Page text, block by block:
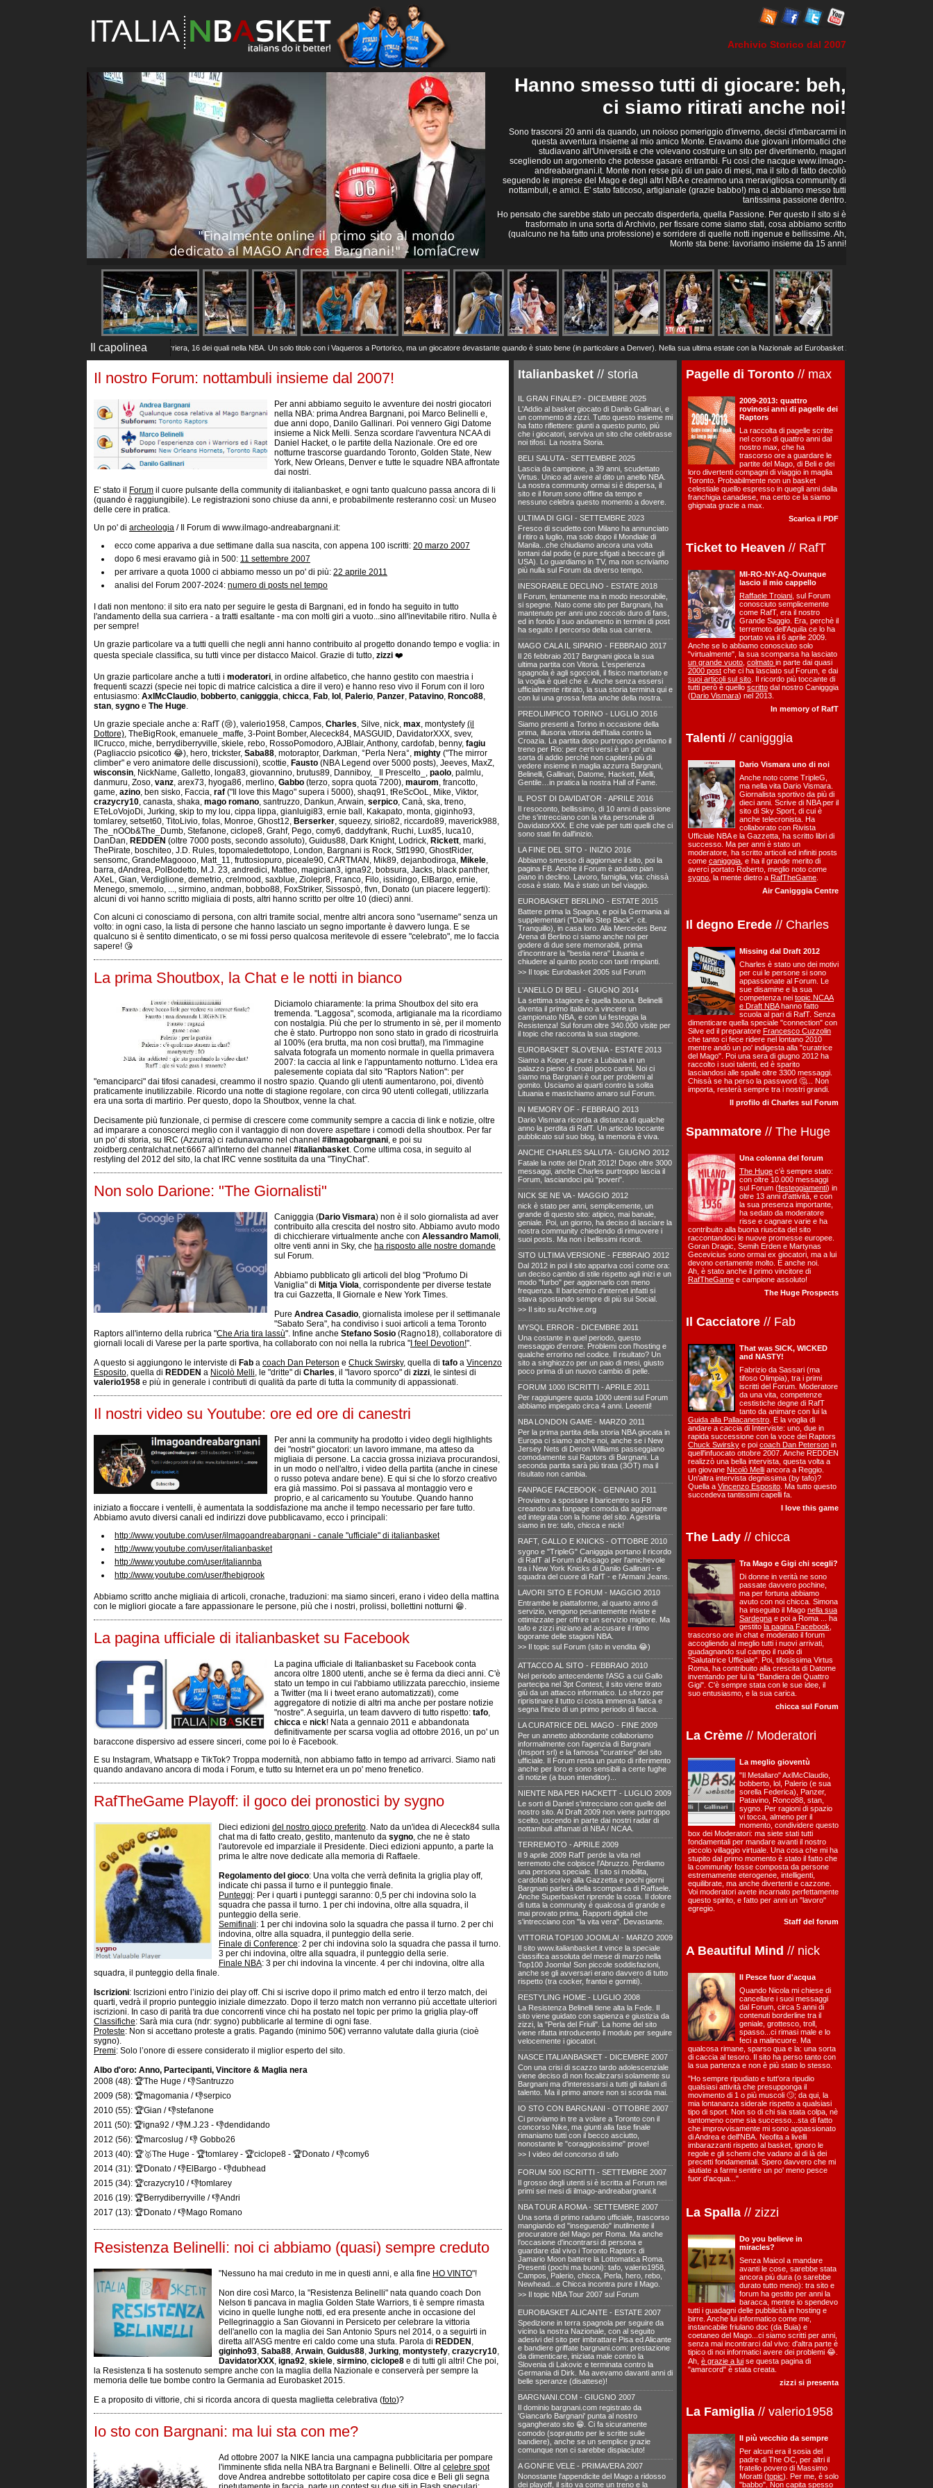
Archivio Storico dal 2007
Hanno smesso tutti di giocare: beh,
ci siamo ritirati anche noi!
Sono trascorsi 20 anni da quando, un noioso pomeriggio d'inverno, decisi d'imbarcarmi in
questa avventura insieme al mio amico Monte. Eravamo due giovani informatici che
studiavano all'Università e che volevano costruire un sito per divertimento, magari
scegliendo un argomento che potesse gasare entrambi. Fu così che nacque www.ilmago-
andreabargnani.it. Monte non resse più di un paio di mesi, ma il sito di fatto decollò
seguendo le imprese del Mago e degli altri NBA e creammo una meravigliosa community di
nottambuli, e amici. E' stato faticoso, artigianale (grazie babbo!) ma ci abbiamo messo tutti
tantissima passione dentro.
Ho pensato che sarebbe stato un peccato disperderla, quella Passione. Per questo il sito si è
trasformato in una sorta di Archivio, per fissare come siamo stati, cosa abbiamo scritto
(qualcuno ne ha fatto una professione) e sorridere di quelle notti ingenue e bellissime. Ah,
Monte sta bene: lavoriamo insieme da 15 anni!
Il capolinea
(2 Dic 2025)20 anni di carriera, 16 dei quali nella NBA. Un solo titolo con i Vaqueros a Portorico, ma un giocatore devastante quando è stato bene (in particolare a Denver). Nella sua ultima estate con la Nazionale ad Eurobasket 2025, a 37 anni ha dato tutto
Il nostro Forum: nottambuli insieme dal 2007!
Per anni abbiamo seguito le avventure dei nostri giocatori
nella NBA: prima Andrea Bargnani, poi Marco Belinelli e,
due anni dopo, Danilo Gallinari. Poi vennero Gigi Datome
insieme a Nick Melli. Senza scordare l'avventura NCAA di
Daniel Hacket, o le partite della Nazionale. Ore ed ore
notturne trascorse guardando Toronto, Golden State, New
York, New Orleans, Denver e tutte le squadre NBA affrontate
dai nostri.
E' stato il
Forum il cuore pulsante della community di italianbasket, e ogni tanto qualcuno passa ancora di li
(quando è raggiungibile). Le registrazioni sono chiuse da anni, e probabilmente resteranno così: un Museo
delle cere in pratica.
Un po' di archeologia / Il Forum di www.ilmago-andreabargnani.it:
ecco come appariva a due settimane dalla sua nascita, con appena 100 iscritti: 20 marzo 2007
dopo 6 mesi eravamo già in 500: 11 settembre 2007
per arrivare a quota 1000 ci abbiamo messo un po' di più: 22 aprile 2011
analisi del Forum 2007-2024: numero di posts nel tempo
I dati non mentono: il sito era nato per seguire le gesta di Bargnani, ed in fondo ha seguito in tutto
l'andamento della sua carriera - a tratti esaltante - ma con molti giri a vuoto...sino all'inevitabile ritiro. Nulla è
per sempre!
Un grazie particolare va a tutti quelli che negli anni hanno contribuito al progetto donando tempo e voglia: in
questa speciale classifica, su tutti vince per distacco Maicol. Grazie di tutto, zizzi ❤️
Un grazie particolare anche a tutti i moderatori, in ordine alfabetico, che hanno gestito con maestria i
frequenti scazzi (specie nei topic di matrice calcistica a dire il vero) e hanno reso vivo il Forum con il loro
entusiasmo: AxlMcClaudio, bobberto, canigggia, chicca, Fab, lol , Palerio, Panzer, Patavino, Ronco88,
stan, sygno e The Huge.
Un grazie speciale anche a: RafT (😢), valerio1958, Campos, Charles, Silve, nick, max, montystefy (il
Dottore), TheBigRook, emanuele_maffe, 3-Point Bomber, Alececk84, MASGUID, DavidatorXXX, svev,
IlCrucco, miche, berrydiberryville, skiele, rebo, RossoPomodoro, AJBlair, Anthony, cardofab, benny, fagiu
(Pagliaccio psicotico 😂), hero, trickster, Saba88, motoraptor, Darkman, °Perla Nera°, mighty ("The mirror
climber" e vero animatore delle discussioni), scottie, Fausto (NBA Legend over 5000 posts), Jeeves, MaxZ,
wisconsin, NickName, Galletto, longa83, giovannino, brutus89, Danniboy, _Il Prescelto_, paolo, palmlu,
danmuru, Zoso, vanz, arex73, hyoga86, merlino, Gabbo (terzo, sopra quota 7200), maurom, francotto,
game, azino, ben sisko, Faccia, raf ("Il love this Mago" supera i 5000), shaq91, tReScOoL, Mike, Viktor,
crazycry10, canasta, shaka, mago romano, santruzzo, Dankun, Arwain, serpico, Canà, ska, treno,
ETeLoVojoDi, Jurking, skip to my lou, cippa lippa, gianluigi83, ernie ball, Kakapato, monta, giginho93,
tomlarey, setset60, TitoLivio, folas, Monroe, Ghost12, Berserker, squeezy, sirio82, riccardo89, maverick988,
The_nOOb&The_Dumb, Stefanone, ciclope8, Grahf, Pego, comy6, daddyfrank, Ruchi, Lux85, luca10,
DanDan, REDDEN (oltre 7000 posts, secondo assoluto), Guidus88, Dark Knight, Lodrick, Rickett, marki,
ThePirate, boschiteo, J.D. Rules, topomaledettotopo, London, Bargnani is Rock, Stf1990, GhostRider,
sensomc, GrandeMagoooo, Matt_11, fruttosiopuro, piceale90, CARTMAN, Mik89, dejanbodiroga, Mikele,
barra, dAndrea, PolBodetto, M.J. 23, andredici, Matteo, magician3, igna92, bobsura, Jacks, black panther,
AXeL, Gian, Verdiglione, demetrio, crelmood, saxblue, Ziolepr8, Franco, Filo, issidingo, ElBargo, ernie,
Menego, smemolo, ..., sirmino, andman, bobbo88, FoxStriker, Sissospò, flvn, Donato (un piacere leggerti):
alcuni di voi hanno scritto migliaia di posts, altri hanno scritto per oltre 10 (dieci) anni.
Con alcuni ci conosciamo di persona, con altri tramite social, mentre altri ancora sono "username" senza un
volto: in ogni caso, la lista di persone che hanno lasciato un segno importante è davvero lunga. E se
qualcuno si è sentito dimenticato, o se mi fossi perso qualcosa meritevole di essere "celebrato", me lo faccia
sapere! 😘
La prima Shoutbox, la Chat e le notti in bianco
Diciamolo chiaramente: la prima Shoutbox del sito era
tremenda. "Laggosa", scomoda, artigianale ma la ricordiamo
con nostalgia. Più che per lo strumento in sè, per il momento
che è stato. Purtroppo non sono stato in grado di ricostruirla
al 100% (era brutta, ma non così brutta!), ma l'immagine
salvata fotografa un momento normale in quella primavera
2007: la caccia al link e l'appuntamento notturno. L'idea era
palesemente copiata dal sito "Raptors Nation": per
"emanciparci" dai tifosi canadesi, creammo il nostro spazio. Quando gli utenti aumentarono, poi, diventò
praticamente inutilizzabile. Ricordo una notte di stagione regolare, con circa 90 utenti collegati, utilizzarla
era una sorta di martirio. Per questo, dopo la Shoutbox, venne la chat.
Decisamente più funzionale, ci permise di crescere come community sempre a caccia di link e notizie, oltre
ad imparare a conoscerci meglio con il vantaggio di non dovere aspettare i comodi della shoutbox. Per far
un po' di storia, su IRC (Azzurra) ci radunavamo nel channel #ilmagobargnani, e poi su
zoidberg.centralchat.net:6667 all'interno del channel #italianbasket. Come ultima cosa, in seguito al
restyling del 2012 del sito, la chat IRC venne sostituita da una "TinyChat".
Non solo Darione: "The Giornalisti"
Canigggia (Dario Vismara) non è il solo giornalista ad aver
contribuito alla crescita del nostro sito. Abbiamo avuto modo
di chicchierare virtualmente anche con Alessandro Mamoli,
oltre venti anni in Sky, che ha risposto alle nostre domande
sul Forum.
Abbiamo pubblicato gli articoli del blog "Profumo Di
Vaniglia" di Mitja Viola, corrispondente per diverse testate
tra cui Gazzetta, Il Giornale e New York Times.
Pure Andrea Casadio, giornalista imolese per il settimanale
"Sabato Sera", ha condiviso i suoi articoli a tema Toronto
Raptors all'interno della rubrica "Che Aria tira lassù". Infine anche Stefano Sosio (Ragno18), collaboratore di
giornali locali di Varese per la parte sportiva, ha collaborato con noi nella la rubrica " I feel Devotion!".
A questo si aggiungono le interviste di Fab a coach Dan Peterson e Chuck Swirsky, quella di tafo a Vincenzo
Esposito, quella di REDDEN a Nicolò Melli, le "dritte" di Charles, il "lavoro sporco" di zizzi, le sintesi di
valerio1958 e più in generale i contributi di qualità da parte di tutta la community di appassionati.
Il nostri video su Youtube: ore ed ore di canestri
Per anni la community ha prodotto i video degli higlhlights
dei "nostri" giocatori: un lavoro immane, ma atteso da
migliaia di persone. La caccia grossa iniziava procurandosi,
in un modo o nell'altro, i video della partita (anche in cinese
o russo poteva andare bene). E qui si che lo sforzo creativo
era già massimo. Poi si passava al montaggio vero e
proprio, e al caricamento su Youtube. Quando hanno
iniziato a fioccare i ventelli, è aumentata la soddisfazione ma anche il tempo necessario per fare tutto.
Abbiamo avuto diversi canali ed indirizzi dove pubblicavamo, ecco i principali:
http://www.youtube.com/user/ilmagoandreabargnani - canale "ufficiale" di italianbasket
http://www.youtube.com/user/italianbasket
http://www.youtube.com/user/italiannba
http://www.youtube.com/user/thebigrook
Abbiamo scritto anche migliaia di articoli, cronache, traduzioni: ma siamo sinceri, erano i video della mattina
con le migliori giocate a fare appassionare le persone, più che i nostri, prolissi, bollettini notturni 😁.
La pagina ufficiale di italianbasket su Facebook
La pagina ufficiale di Italianbasket su Facebook conta
ancora oltre 1800 utenti, anche se è ferma da dieci anni. C'è
stato un tempo in cui l'abbiamo utilizzata parecchio, insieme
a Twitter (ma li i tweet erano automatizzati), come
aggregatore di notizie di altri ma anche per postare notizie
"nostre". A seguirla, un team davvero di tutto rispetto: tafo,
chicca e nick! Nata a gennaio 2011 e abbandonata
definitivamente per scarsa voglia ad ottobre 2016, un po' un
baraccone dispersivo ad essere sinceri, come poi lo è Facebook.
E su Instagram, Whatsapp e TikTok? Troppa modernità, non abbiamo fatto in tempo ad arrivarci. Siamo nati
quando andavano ancora di moda i Forum, e tutto su Internet era un po' meno frenetico.
RafTheGame Playoff: il goco dei pronostici by sygno
Dieci edizioni del nostro gioco preferito. Nato da un'idea di Alececk84 sulla
chat ma di fatto creato, gestito, mantenuto da sygno, che ne è stato
l'autorevole ed imparziale il Presidente. Dieci edizioni appunto, a parte la
prima le altre nove dedicate alla memoria di Raffaele.
Regolamento del gioco: Una volta che verrà definita la griglia play off,
indicate chi passa il turno e il punteggio finale.
Punteggi: Per i quarti i punteggi saranno: 0,5 per chi indovina solo la
squadra che passa il turno. 1 per chi indovina, oltre alla squadra, il
punteggio della serie.
Semifinali: 1 per chi indovina solo la squadra che passa il turno. 2 per chi
indovina, oltre alla squadra, il punteggio della serie.
Finale di Conference: 2 per chi indovina solo la squadra che passa il turno.
3 per chi indovina, oltre alla squadra, il punteggio della serie.
Finale NBA: 3 per chi indovina la vincente. 4 per chi indovina, oltre alla
squadra, il punteggio della finale.
Iscrizioni: Iscrizioni entro l’inizio dei play off. Chi si iscrive dopo il primo match ed entro il terzo match, dei
quarti, vedrà il proprio punteggio iniziale dimezzato. Dopo il terzo match non verranno più accettate ulteriori
iscrizioni. In caso di parità tra due concorrenti vince chi ha postato nel topic per primo la griglia play-off
Classifiche: Sarà mia cura (ndr: sygno) pubblicarle al termine di ogni fase.
Proteste: Non si accettano proteste a gratis. Pagando (minimo 50€) verranno valutate dalla giuria (cioè
sygno).
Premi: Solo l’onore di essere considerato il miglior esperto del sito.
Albo d'oro: Anno, Partecipanti, Vincitore & Maglia nera
2008 (48): 🏆The Huge / 👎Santruzzo
2009 (58): 🏆magomania / 👎serpico
2010 (55): 🏆Gian / 👎stefanone
2011 (50): 🏆igna92 / 👎M.J.23 - 👎dendidando
2012 (56): 🏆marcoslug / 👎 Gobbo26
2013 (40): 🏆🥇The Huge - 🏆tomlarey - 🏆ciclope8 - 🏆Donato / 👎comy6
2014 (31): 🏆Donato / 👎ElBargo - 👎dubhead
2015 (34): 🏆crazycry10 / 👎tomlarey
2016 (19): 🏆Berrydiberryville / 👎Andri
2017 (13): 🏆Donato / 👎Mago Romano
Resistenza Belinelli: noi ci abbiamo (quasi) sempre creduto
"Nessuno ha mai creduto in me in questi anni, e alla fine HO VINTO"!
Non dire così Marco, la "Resistenza Belinelli" nata quando coach Don
Nelson ti pancava in maglia Golden State Warriors, ti è sempre rimasta
vicino in quelle lunghe notti, ed era presente anche in occasione del
Pellegrinaggio a San Giovanni in Persiceto per celebrare la vittoria
dell'anello con la maglia dei San Antonio Spurs nel 2014, o a seguirti in
diretta all'ASG mentre eri caldo come una stufa. Parola di REDDEN ,
giginho93, Saba88, Arwain, Guidus88, Jurking, montystefy, crazycry10,
DavidatorXXX, igna92, skiele, sirmino, ciclope8 e di tutti gli altri! Che poi,
la Resistenza ti ha sostenuto sempre anche con la maglia della Nazionale e conserverà per sempre la
memoria delle tue bombe contro la Germania ad Eurobasket 2015.
E a proposito di vittorie, chi si ricorda ancora di questa maglietta celebrativa (foto)?
Io sto con Bargnani: ma lui sta con me?
Ad ottobre 2007 la NIKE lancia una campagna pubblicitaria per pompare
l'imminente sfida nella NBA tra Bargnani e Belinelli. Oltre al celebre spot
dove Andrea andrebbe sottotitolato per capire cosa dice e Beli gli segna
Italianbasket // storia
IL GRAN FINALE? - DICEMBRE 2025
L'Addio al basket giocato di Danilo Gallinari, e
un commento di zizzi. Tutto questo insieme mi
ha fatto riflettere: giunti a questo punto, più
che i giocatori, serviva un sito che celebrasse
noi tifosi. La nostra Storia.
BELI SALUTA - SETTEMBRE 2025
Lascia da campione, a 39 anni, scudettato
Virtus. Unico ad avere al dito un anello NBA.
La nostra community ormai si è dispersa, il
sito e il forum sono offline da tempo e
nessuno celebra questo momento a dovere.
ULTIMA DI GIGI - SETTEMBRE 2023
Fresco di scudetto con Milano ha annunciato
il ritiro a luglio, ma solo dopo il Mondiale di
Manila...che chiudiamo ancora una volta
lontani dal podio (e pure sfigati a beccare gli
USA). Lo guardiamo in TV, ma non scriviamo
più nulla sul Forum da diverso tempo.
INESORABILE DECLINO - ESTATE 2018
Il Forum, lentamente ma in modo inesorabile,
si spegne. Nato come sito per Bargnani, ha
mantenuto per anni uno zoccolo duro di fans,
ed in fondo il suo andamento in termini di post
ha seguito il percorso della sua carriera.
MAGO CALA IL SIPARIO - FEBBRAIO 2017
Il 26 febbraio 2017 Bargnani gioca la sua
ultima partita con Vitoria. L'esperienza
spagnola è agli sgoccioli, il fisico martoriato e
la voglia è quel che è. Anche senza essersi
ufficialmente ritirato, la sua storia termina qui e
con lui una grossa fetta anche della nostra.
PREOLIMPICO TORINO - LUGLIO 2016
Siamo presenti a Torino in occasione della
prima, illusoria vittoria dell'Italia contro la
Croazia. La partita dopo purtroppo perdiamo il
treno per Rio: per certi versi è un po' una
sorta di addio perchè non capiterà più di
vedere insieme in maglia azzurra Bargnani,
Belinelli, Gallinari, Datome, Hackett, Melli,
Gentile…in pratica la nostra Hall of Fame.
IL POST DI DAVIDATOR - APRILE 2016
Il resoconto, bellissimo, di 10 anni di passione
che s'intrecciano con la vita personale di
DavidatorXXX. E che vale per tutti quelli che ci
sono stati fin dall'inizio.
LA FINE DEL SITO - INIZIO 2016
Abbiamo smesso di aggiornare il sito, poi la
pagina FB. Anche il Forum è andato pian
piano in declino. Lavoro, famiglia, vita: chissà
cosa è stato. Ma è stato un bel viaggio.
EUROBASKET BERLINO - ESTATE 2015
Battere prima la Spagna, e poi la Germania ai
supplementari ("Danilo Step Back". cit.
Tranquillo), in casa loro. Alla Mercedes Benz
Arena di Berlino ci siamo anche noi per
godere di due sere memorabili, prima
d'incontrare la "bestia nera" Lituania e
chiudere al quinto posto con tanti rimpianti.
>> Il topic Eurobasket 2005 sul Forum
L'ANELLO DI BELI - GIUGNO 2014
La settima stagione è quella buona. Belinelli
diventa il primo italiano a vincere un
campionato NBA, e con lui festeggia la
Resistenza! Sul forum oltre 340.000 visite per
il topic che racconta la sua stagione.
EUROBASKET SLOVENIA - ESTATE 2013
Siamo a Koper, e pure a Lubiana in un
palazzo pieno di croati poco carini. Noi ci
siamo ma Bargnani è out per problemi al
gomito. Usciamo ai quarti contro la solita
Lituania e mastichiamo amaro sul Forum.
IN MEMORY OF - FEBBRAIO 2013
Dario Vismara ricorda a distanza di qualche
anno la perdita di RafT. Un articolo toccante
pubblicato sul suo blog, la memoria è viva.
ANCHE CHARLES SALUTA - GIUGNO 2012
Fatale la notte del Draft 2012! Dopo oltre 3000
messaggi, anche Charles purtroppo lascia il
Forum, lasciandoci più "poveri".
NICK SE NE VA - MAGGIO 2012
nick è stato per anni, semplicemente, un
grande di questo sito: atipico, mai banale,
geniale. Poi, un giorno, ha deciso di lasciare la
nostra community chiedendo di rimuovere i
suoi posts. Ma non i bellissimi ricordi.
SITO ULTIMA VERSIONE - FEBBRAIO 2012
Dal 2012 in poi il sito appariva così come ora:
un deciso cambio di stile rispetto agli inizi e un
modo "furbo" per aggiornarlo con meno
frequenza. Il baricentro d'internet infatti si
stava spostando sempre di più sui Social.
>> Il sito su Archive.org
MYSQL ERROR - DICEMBRE 2011
Una costante in quel periodo, questo
messaggio d'errore. Problemi con l'hosting e
qualche errorino nel codice. Il risultato? Un
sito a singhiozzo per un paio di mesi, giusto
poco prima di un nuovo cambio di pelle.
FORUM 1000 ISCRITTI - APRILE 2011
Per raggiungere quota 1000 utenti sul Forum
abbiamo impiegato circa 4 anni. Leeenti!
NBA LONDON GAME - MARZO 2011
Per la prima partita della storia NBA giocata in
Europa ci siamo anche noi, anche se i New
Jersey Nets di Deron Williams passeggiano
comodamente sui Raptors di Bargnani. La
seconda partita sarà più tirata (3OT) ma il
risultato non cambia.
FANPAGE FACEBOOK - GENNAIO 2011
Proviamo a spostare il baricentro su FB
creando una fanpage comoda da aggiornare
ed integrata con la home del sito. A gestirla
siamo in tre: tafo, chicca e nick!
RAFT, GALLO E KNICKS - OTTOBRE 2010
sygno e "TripleG" Canigggia portano il ricordo
di RafT al Forum di Assago per l'amichevole
tra i New York Knicks di Danilo Gallinari - e
squadra del cuore di RafT - e l'Armani Jeans.
LAVORI SITO E FORUM - MAGGIO 2010
Entrambe le piattaforme, al quarto anno di
servizio, vengono pesantemente riviste e
ottimizzate per offrire un servizio migliore. Ma
tafo e zizzi iniziano ad accusare il ritmo
logorante delle stagioni NBA.
>> Il topic sul Forum (sito in vendita 😂)
ATTACCO AL SITO - FEBBRAIO 2010
Nel periodo antecendente l'ASG a cui Gallo
partecipa nel 3pt Contest, il sito viene tirato
giù da un attacco informatico. Lo sforzo per
ripristinare il tutto ci costa immensa fatica e
segna l'inizio di un primo periodo di fiacca.
LA CURATRICE DEL MAGO - FINE 2009
Per un annetto abbondante collaboriamo
informalmente con l'agenzia di Bargnani
(Insport srl) e la famosa "curatrice" del sito
ufficiale. Il Forum resta un punto di riferimento
anche per loro e sono sensibili a certe fughe
di notizie (a buon intenditor)...
NIENTE NBA PER HACKETT - LUGLIO 2009
Le sorti di Daniel s'intrecciano con quelle del
nostro sito. Al Draft 2009 non viene purtroppo
scelto, uscendo in parte dai nostri radar di
nottambuli affamati di NBA / NCAA.
TERREMOTO - APRILE 2009
Il 9 aprile 2009 RafT perde la vita nel
terremoto che colpisce l'Abruzzo. Perdiamo
una persona speciale. Il sito si mobilita,
cardofab scrive alla Gazzetta e pochi giorni
Bargnani parlerà della scomparsa di Raffaele.
Anche Superbasket riprende la cosa. Il dolore
di tutta la community è qualcosa di grande e
mai provato prima. Rapporti digitali che
s'intrecciano con "la vita vera". Devastante.
VITTORIA TOP100 JOOMLA! - MARZO 2009
Il sito www.italianbasket.it vince la speciale
classifica assoluta del mese di marzo nella
Top100 Joomla! Son piccole soddisfazioni,
anche se gli avversari erano davvero di tutto
rispetto (tra cocker, frantoi e gormiti).
RESTYLING HOME - LUGLIO 2008
La Resistenza Belinelli tiene alta la Fede. Il
sito viene guidato con sapienza e giustizia da
zizzi, la "Perla del Friuli". La home del sito
viene rifatta introducento il modulo per seguire
velocemente i giocatori.
NASCE ITALIANBASKET - DICEMBRE 2007
Con una crisi di scazzo tardo adolescenziale
viene deciso di non focalizzarsi solamente su
Bargnani ma d'interessarsi a tutti gli italiani di
talento. Ma il primo amore non si scorda mai.
IO STO CON BARGNANI - OTTOBRE 2007
Ci proviamo in tre a volare a Toronto con il
concorso Nike, ma giunti alla fase finale
rimaniamo tutti con il becco asciutto,
nonostante le "coraggiosissime" prove!
>> I video del concorso di tafo
FORUM 500 ISCRITTI - SETTEMBRE 2007
Il grosso degli utenti si è iscritta al Forum nei
primi sei mesi di ilmago-andreabargnani.it
NBA TOUR A ROMA - SETTEMBRE 2007
Una sorta di primo raduno ufficiale, trascorso
mangiando ed "inseguendo" inutilmente il
procuratore del Mago per Roma. Ma anche
l'occasione d'incontrarsi di persona e
guardare dal vivo i Toronto Raptors di
Jamario Moon battere la Lottomatica Roma.
Presenti (pochi ma buoni): tafo, valerio1958,
Campos, Palerio, chicca, Perla, hero, rebo,
Newhead...e Chicca incontra pure il Mago.
>> Il topic NBA Tour 2007 sul Forum
EUROBASKET ALICANTE - ESTATE 2007
Spedizione in terra spagnola per seguire da
vicino la nostra Nazionale, con al seguito
adesivi del sito per imbrattare Pisa ed Alicante
e bandiere griffate bargnani.com: prestazione
da dimenticare, iniziata male contro la
Slovenia di Lakovic e terminata contro la
Germania di Dirk. Ma avevamo davanti anni di
belle speranze (disattese)!
BARGNANI.COM - GIUGNO 2007
Il dominio bargnani.com registrato da
'Giancarlo Bargnani' punta al nostro
sgangherato sito 😁. Ci fa sicuramente
comodo (sopratutto per le scritte sulle
bandiere), anche se un semplice grazie
comunque non ci sarebbe dispiaciuto!
A GONFIE VELE - PRIMAVERA 2007
Nonostante l'appendicite del Mago a ridosso
dei playoff, il sito va come un treno e la
Pagelle di Toronto // max
2009-2013: quattro
rovinosi anni di pagelle dei
Raptors
La raccolta di pagelle scritte
nel corso di quattro anni dal
nostro max, che ha
trascorso ore a guardare le
partite del Mago, di Beli e dei
loro divertenti compagni di viaggio in maglia
Toronto. Probabilmente non un basket
celestiale quello espresso in quegli anni dalla
franchigia canadese, ma certo ce la siamo
ghignata grazie a max.
Scarica il PDF
Ticket to Heaven // RafT
MI-RO-NY-AQ-Ovunque
lascio il mio cappello
Raffaele Troiani , sul Forum
conosciuto semplicemente
come RafT, era il nostro
Grande Saggio. Era, perchè il
terremoto dell'Aquila ce lo ha
portato via il 6 aprile 2009.
Anche se lo abbiamo conosciuto solo
"virtualmente", la sua scomparsa ha lasciato
un grande vuoto colmato in parte dai quasi
2000 post che ci ha lasciato sul Forum, e dai
suoi articoli sul sito . Il ricordo più toccante di
tutti però è quello scritto dal nostro Canigggia
(Dario Vismara) nel 2013.
In memory of RafT
Talenti // canigggia
Dario Vismara uno di noi
Anche noto come TripleG,
ma nella vita Dario Vismara.
Giornalista sportivo da più di
dieci anni. Scrive di NBA per il
sito di Sky Sport, di cui è
anche telecronista. Ha
collaborato con Rivista
Ufficiale NBA e la Gazzetta, ha scritto libri di
successo. Ma per anni è stato un
moderatore, ha scritto articoli ed infiniti posts
come canigggia , e ha il grande merito di
averci portato Roberto, meglio noto come
sygno , la mente dietro a RafTheGame
Air Canigggia Centre
Il degno Erede // Charles
Missing dal Draft 2012
Charles è stato uno dei motivi
per cui le persone si sono
appassionate al Forum. Le
sue disamine e la sua
competenza nei topic NCAA
e Draft NBAhanno fatto
scuola al pari di RafT. Senza
dimenticare quella speciale "connection" con
Silve ed il preparatore Francesco Cuzzolin
che tanto ci fece ridere nel lontano 2010
mentre andò un po' indigesta alla "curatrice
del Mago". Poi una sera di giugno 2012 ha
raccolto i suoi talenti, ed è sparito
lasciandosi alle spalle oltre 3300 messaggi.
Chissà se ha perso la password 🤔... Non
importa, resterà sempre tra i nostri grandi.
Il profilo di Charles sul Forum
Spammatore // The Huge
Una colonna del forum
The Huge c'è sempre stato:
con oltre 10.000 messaggi
sul Forum (festeggiamenti) in
oltre 13 anni d'attività, e con
la sua presenza importante,
ha sedato da moderatore
risse e cagnare varie e ha
contribuito alla buona riuscita del sito
raccontandoci le nuove promesse europee.
Goran Dragic, Semih Erden e Martynas
Gecevicius sono ormai ex giocatori, ma a lui
devono certamente molto. E anche noi.
Ah, è stato anche il primo vincitore di
RafTheGame e campione assoluto!
The Huge Prospects
Il Cacciatore // Fab
That was SICK, WICKED
and NASTY!
Fabrizio da Sassari (ma
tifoso Olimpia), tra i primi
iscritti del Forum. Moderatore
da una vita, competenze
cestistiche degne di RafT
tanto da animare con lui la
Guida alla Pallacanestro . E la voglia di
andare a caccia di Interviste: uno, due in
rapida successione con la voce dei Raptors
Chuck Swirsky e poi coach Dan Peterson in
quell'infuocato ottobre 2007. Anche REDDEN
realizzò una bella intervista, questa volta a
un giovane Nicolò Melli ancora a Reggio.
Un'altra intervista degnissima (by tafo)?
Quella a Vincenzo Esposito . Ma tutto questo
succedeva tantissimi capelli fa.
I love this game
The Lady // chicca
Tra Mago e Gigi chi scegli?
Di donne in verità ne sono
passate davvero pochine,
ma per fortuna abbiamo
avuto con noi chicca. Simona
ha inseguito il Mago nella sua
Sardegna e poi a Roma ... ha
gestito la pagina Facebook
trascorso ore in chat e moderato il forum
accogliendo al meglio tutti i nuovi arrivati,
guadagnando sul campo il ruolo di
"Salutatrice Ufficiale". Poi, tifosissima Virtus
Roma, ha contribuito alla crescita di Datome
inventando per lui la "Bandiera dei Quattro
Gigi". C'è sempre stata con le sue idee, il
suo entusiasmo, e la sua carica.
chicca sul Forum
La Crème // Moderatori
La meglio gioventù
"Il Metallaro" AxlMcClaudio,
bobberto, lol, Palerio (e sua
sorella Federica), Panzer,
Patavino, Ronco88, stan,
sygno. Per ragioni di spazio
vi tocca, almeno per il
momento, condividere questo
box dei Moderatori: ma siete stati tutti
fondamentali per mandare avanti il nostro
piccolo villaggio virtuale. Una cosa che mi ha
stupito dal primo momento è stato il fatto che
la community fosse composta da persone
estremamente eterogenee, intelligenti,
equilibrate, ma anche divertenti e cazzone.
Voi moderatori avete incarnato perfettamente
questo spirito, e fatto per anni un "lavoro"
egregio.
Staff del forum
A Beautiful Mind // nick
Il Pesce fuor d'acqua
Quando Nicola mi chiese di
cancellare i suoi messaggi
dal Forum, circa 5 anni di
contenuti borderline tra il
geniale, grottesco, troll,
spasso...ci rimasi male e lo
feci a malincuore. Ma
qualcosa rimane, sparso qua e la: una sorta
di caccia al tesoro. Il sito ha perso tanto con
la sua partenza e non è più stato lo stesso.
"Ho sempre ripudiato e tutt'ora ripudio
qualsiasi attività che presupponga il
movimento di 1 o più muscoli 🙄; da qui, la
mia lontananza siderale rispetto a qualsiasi
tipo di sport. Non so di chi sia stata colpa, nè
tantomeno come sia successo...sta di fatto
che improvvisamente mi sono appassionato
di Andrea e dell'NBA. Neofita a livelli
imbarazzanti rispetto al basket, ignoro le
regole e gli schemi che vadano al di là dei
precetti fondamentali. Spero davvero che mi
aiutiate a farmi sentire un po' meno pesce
fuor d'acqua..."
La Spalla // zizzi
Do you believe in
miracles?
Senza Maicol a mandare
avanti le cose, sarebbe stata
ancora più dura (o sarebbe
durato tutto meno): tra sito e
forum ha gestito per anni la
baracca, mentre io spendevo
tutti i guadagni delle pubblicità in hosting e
birre. Anche lui informatico come me,
instancabile friulano doc (da Buia) e
coetaneo del Mago...ci siamo scritti per anni,
senza mai incontrarci dal vivo: d'altra parte è
tipico di noi informatici avere dei problemi 😂.
Ah, è grazie a lui se questa pagina di
"amarcord" è stata creata.
zizzi si presenta
La Famiglia // valerio1958
Il più vecchio da sempre
Per alcuni era il sosia del
padre di The OC, per altri il
fratello povero di Massimo
Moratti (topic). Per me, è solo
"babbo". Non capita spesso